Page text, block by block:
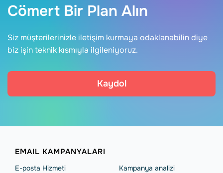
Cömert Bir Plan Alın
Siz müşterilerinizle iletişim kurmaya odaklanabilin diye
biz işin teknik kısmıyla ilgileniyoruz.
Kaydol
EMAIL KAMPANYALARI
E-posta Hizmeti
Kampanya analizi